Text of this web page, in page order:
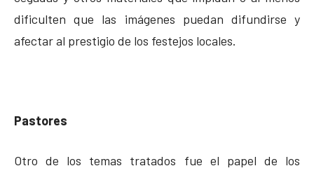
dificulten que las imágenes puedan difundirse y
afectar al prestigio de los festejos locales.
Pastores
Otro de los temas tratados fue el papel de los